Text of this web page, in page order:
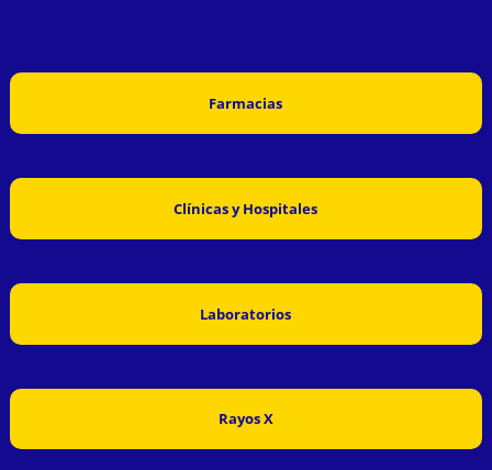
Farmacias
Clínicas y Hospitales
Laboratorios
Rayos X